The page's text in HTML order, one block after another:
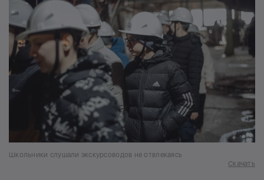
Школьники слушали экскурсоводов не отвлекаясь
Скачать